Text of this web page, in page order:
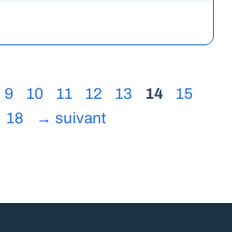
Page
9 Page
10 Page
11 Page
12 Page
13 Page
14 Page
15
Page
18 → suivant